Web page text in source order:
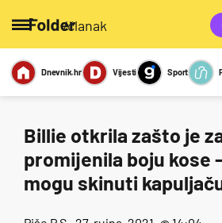
/članak
Miks Kviz
Dnevnik.hr Vijesti Sport
Billie otkrila zašto je
promijenila boju kose
mogu skinuti